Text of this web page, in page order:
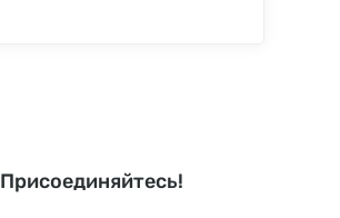
Присоединяйтесь!